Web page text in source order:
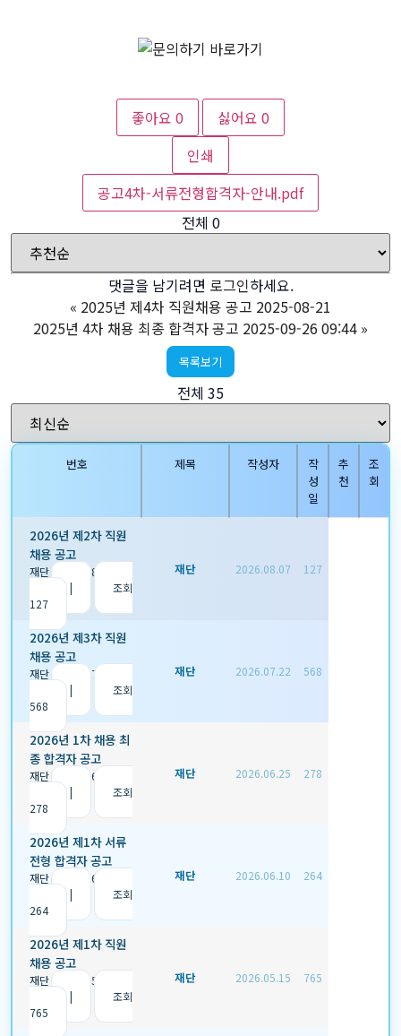
좋아요 0 싫어요 0
인쇄
공고4차-서류전형합격자-안내.pdf
전체 0
댓글을 남기려면 로그인하세요.
« 2025년 제4차 직원채용 공고 2025-08-21
2025년 4차 채용 최종 합격자 공고 2025-09-26 09:44 »
목록보기
전체 35
번호 제목 작성자
작
성
일
추
천
조
회
2026년 제2차 직원
채용 공고
재단| 2026.08.07
|
조회
127
재단 2026.08.07 127
2026년 제3차 직원
채용 공고
재단| 2026.07.22
|
조회
568
재단 2026.07.22 568
2026년 1차 채용 최
종 합격자 공고
재단 2026.06.25
|
조회
278
재단 2026.06.25 278
2026년 제1차 서류
전형 합격자 공고
재단 2026.06.10
|
조회
264
재단 2026.06.10 264
2026년 제1차 직원
채용 공고
재단 2026.05.15
|
조회
765
재단 2026.05.15 765